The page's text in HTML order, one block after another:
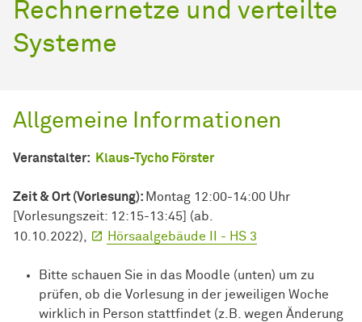
Rechnernetze und verteilte
Systeme
Allgemeine Informationen
Veranstalter: Klaus-Tycho Förster
Zeit & Ort (Vorlesung): Montag 12:00-14:00 Uhr
[Vorlesungszeit: 12:15-13:45] (ab.
10.10.2022),
Hörsaalgebäude II - HS 3
Bitte schauen Sie in das Moodle (unten) um zu
prüfen, ob die Vorlesung in der jeweiligen Woche
wirklich in Person stattfindet (z.B. wegen Änderung